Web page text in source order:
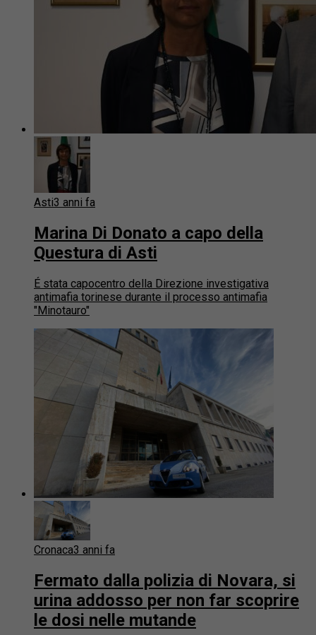
Asti3 anni fa
Marina Di Donato a capo della
Questura di Asti
É stata capocentro della Direzione investigativa
antimafia torinese durante il processo antimafia
"Minotauro"
Cronaca3 anni fa
Fermato dalla polizia di Novara, si
urina addosso per non far scoprire
le dosi nelle mutande